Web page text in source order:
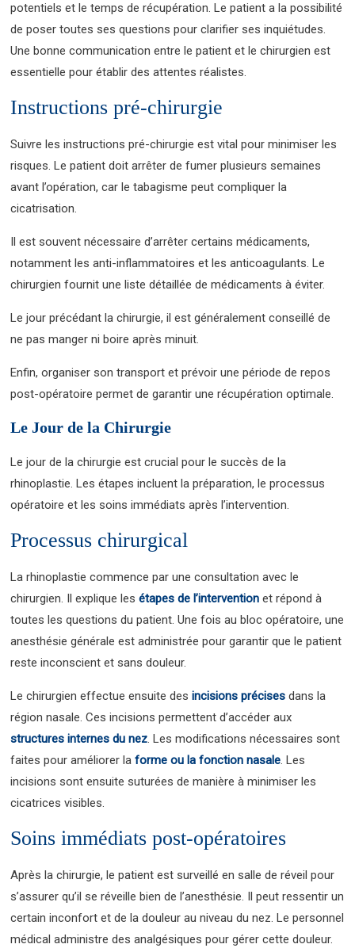
potentiels et le temps de récupération. Le patient a la possibilité
de poser toutes ses questions pour clarifier ses inquiétudes.
Une bonne communication entre le patient et le chirurgien est
essentielle pour établir des attentes réalistes.
Instructions pré-chirurgie
Suivre les instructions pré-chirurgie est vital pour minimiser les
risques. Le patient doit arrêter de fumer plusieurs semaines
avant l’opération, car le tabagisme peut compliquer la
cicatrisation.
Il est souvent nécessaire d’arrêter certains médicaments,
notamment les anti-inflammatoires et les anticoagulants. Le
chirurgien fournit une liste détaillée de médicaments à éviter.
Le jour précédant la chirurgie, il est généralement conseillé de
ne pas manger ni boire après minuit.
Enfin, organiser son transport et prévoir une période de repos
post-opératoire permet de garantir une récupération optimale.
Le Jour de la Chirurgie
Le jour de la chirurgie est crucial pour le succès de la
rhinoplastie. Les étapes incluent la préparation, le processus
opératoire et les soins immédiats après l’intervention.
Processus chirurgical
La rhinoplastie commence par une consultation avec le
chirurgien. Il explique lesétapes de l’intervention et répond à
toutes les questions du patient. Une fois au bloc opératoire, une
anesthésie générale est administrée pour garantir que le patient
reste inconscient et sans douleur.
Le chirurgien effectue ensuite desincisions précises dans la
région nasale. Ces incisions permettent d’accéder aux
structures internes du nez. Les modifications nécessaires sont
faites pour améliorer laforme ou la fonction nasale. Les
incisions sont ensuite suturées de manière à minimiser les
cicatrices visibles.
Soins immédiats post-opératoires
Après la chirurgie, le patient est surveillé en salle de réveil pour
s’assurer qu’il se réveille bien de l’anesthésie. Il peut ressentir un
certain inconfort et de la douleur au niveau du nez. Le personnel
médical administre des analgésiques pour gérer cette douleur.